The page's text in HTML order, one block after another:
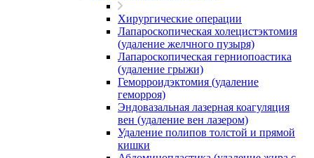
Хирургические операции
Лапароскопическая холецистэктомия
(удаление желчного пузыря)
Лапароскопическая герниопоастика
(удаление грыжи)
Геморроидэктомия (удаление
геморроя)
Эндовазальная лазерная коагуляция
вен (удаление вен лазером)
Удаление полипов толстой и прямой
кишки